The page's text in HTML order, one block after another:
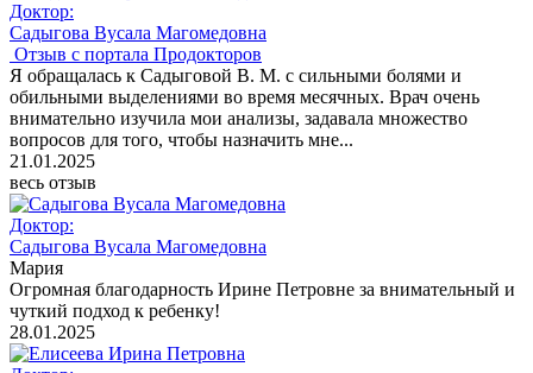
Доктор:
Садыгова Вусала Магомедовна
Отзыв с портала Продокторов
Я обращалась к Садыговой В. М. с сильными болями и
обильными выделениями во время месячных. Врач очень
внимательно изучила мои анализы, задавала множество
вопросов для того, чтобы назначить мне...
21.01.2025
весь отзыв
Доктор:
Садыгова Вусала Магомедовна
Мария
Огромная благодарность Ирине Петровне за внимательный и
чуткий подход к ребенку!
28.01.2025